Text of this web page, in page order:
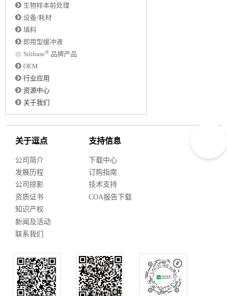
生物样本前处理
设备/耗材
填料
即用型缓冲液
Silibase® 品牌产品
OEM
行业应用
资源中心
关于我们
关于逗点
公司简介
发展历程
公司掠影
资质证书
知识产权
新闻及活动
联系我们
支持信息
下载中心
订购指南
技术支持
COA报告下载